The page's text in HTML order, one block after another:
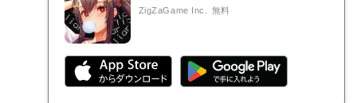
ZigZaGame Inc. 無料